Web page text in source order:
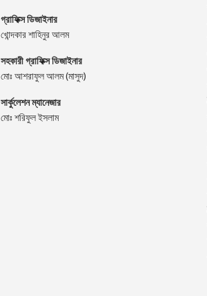
গ্রাফিক্স ডিজাইনার
খোন্দকার শাহিনুর আলম
সহকারী গ্রাফিক্স ডিজাইনার
মোঃ আশরাফুল আলম (মাসুদ)
সার্কুলেশন ম্যানেজার
মোঃ শরিফুল ইসলাম